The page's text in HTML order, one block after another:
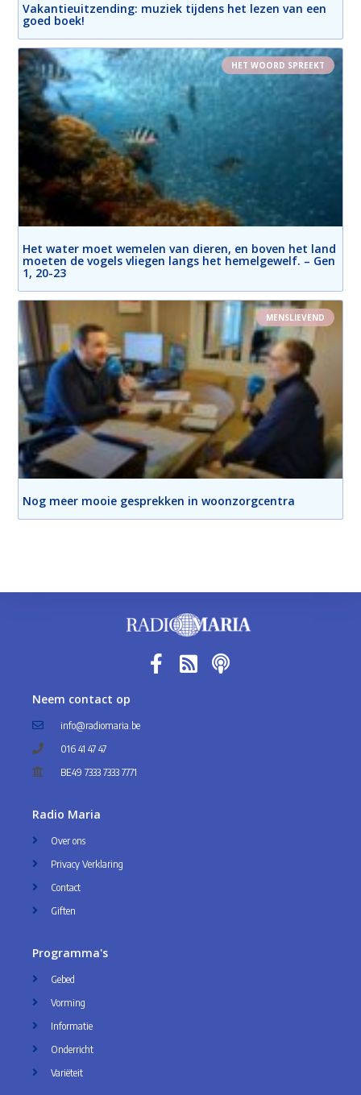
Vakantieuitzending: muziek tijdens het lezen van een
goed boek!
HET WOORD SPREEKT
Het water moet wemelen van dieren, en boven het land
moeten de vogels vliegen langs het hemelgewelf. – Gen
1, 20-23
MENSLIEVEND
Nog meer mooie gesprekken in woonzorgcentra
Neem contact op
info@radiomaria.be
016 41 47 47
BE49 7333 7333 7771
Radio Maria
Over ons
Privacy Verklaring
Contact
Giften
Programma's
Gebed
Vorming
Informatie
Onderricht
Variëteit